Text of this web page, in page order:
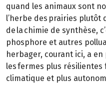
quand les animaux sont
l’herbe des prairies plutôt
de la chimie de synthèse,
phosphore et autres
herbager, courant ici, a en
les fermes plus résilientes
climatique et plus